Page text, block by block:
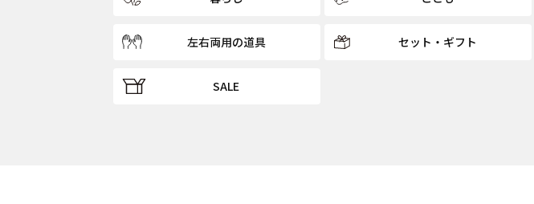
左右両用の道具 セット・ギフト
SALE